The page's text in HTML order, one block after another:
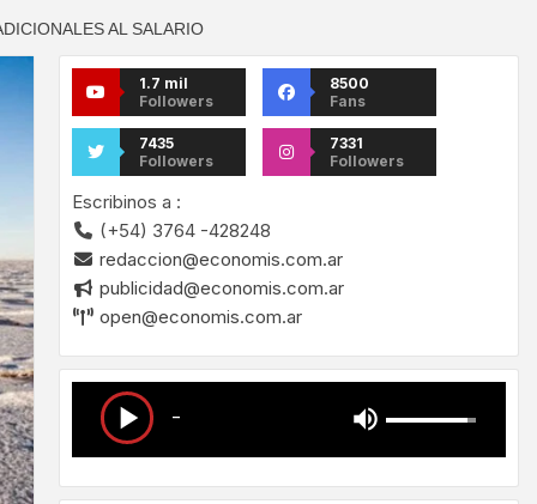
AL SALARIO
1.7 mil
Followers
8500
Fans
7435
Followers
7331
Followers
Escribinos a :
(+54) 3764 -428248
redaccion@economis.com.ar
publicidad@economis.com.ar
open@economis.com.ar